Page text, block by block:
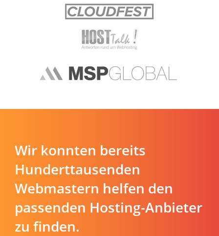
Wir konnten bereits
Hunderttausenden
Webmastern helfen den
passenden Hosting-Anbieter
zu finden.